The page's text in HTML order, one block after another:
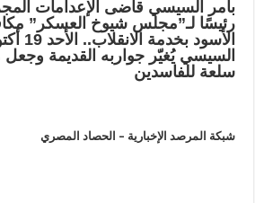
بأمر السيسي قاضى الإعدامات
رئيسًا لـ”مجلس شيوخ العسكر”
الأسود بخدمة الانقلاب.. الأحد 19 أكتوبر 2025م..
السيسي يُغيّر جواربه القديمة وجعل
سلعة للفاسدين
شبكة المرصد الإخبارية – الحصاد المصري